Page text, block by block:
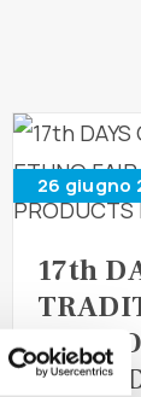
26 giugno
17th